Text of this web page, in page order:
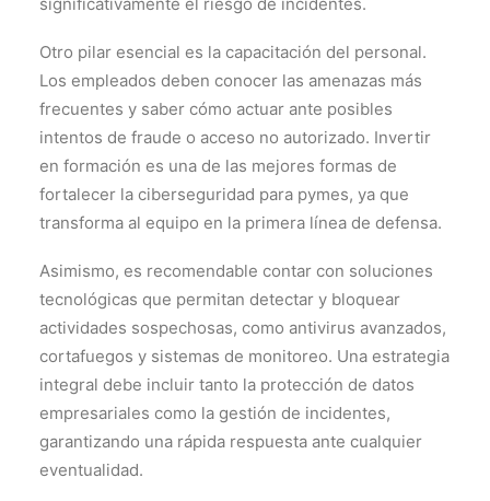
Otro pilar esencial es la capacitación del personal.
Los empleados deben conocer las amenazas más
frecuentes y saber cómo actuar ante posibles
intentos de fraude o acceso no autorizado. Invertir
en formación es una de las mejores formas de
fortalecer la ciberseguridad para pymes, ya que
transforma al equipo en la primera línea de defensa.
Asimismo, es recomendable contar con soluciones
tecnológicas que permitan detectar y bloquear
actividades sospechosas, como antivirus avanzados,
cortafuegos y sistemas de monitoreo. Una estrategia
integral debe incluir tanto la protección de datos
empresariales como la gestión de incidentes,
garantizando una rápida respuesta ante cualquier
eventualidad.